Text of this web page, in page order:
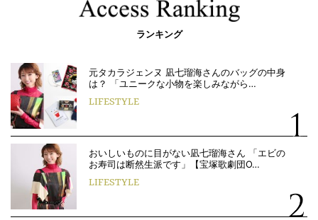
ランキング
元タカラジェンヌ 凪七瑠海さんのバッグの中身
は？ 「ユニークな小物を楽しみながら…
LIFESTYLE
おいしいものに目がない凪七瑠海さん 「エビの
お寿司は断然生派です」【宝塚歌劇団O…
LIFESTYLE